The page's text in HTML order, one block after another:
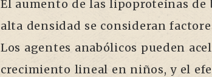
El aumento de las lipoproteínas
alta densidad se consideran
Los agentes anabólicos pueden
crecimiento lineal en niños, y el